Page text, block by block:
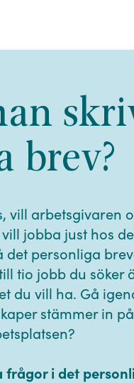
brev?
vill arbetsgivaren
jobba just hos
personliga
tio jobb du söker
du vill ha. Gå
stämmer in
frågor i det